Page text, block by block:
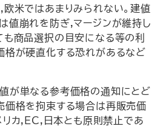
米ではあまりみられない。建値
値崩れを防ぎ,マージンが維持し
商品選択の目安になる等の利
格が硬直化する恐れがあるなど
が単なる参考価格の通知にとど
価格を拘束する場合は再販売価
カ,EC,日本とも原則禁止であ